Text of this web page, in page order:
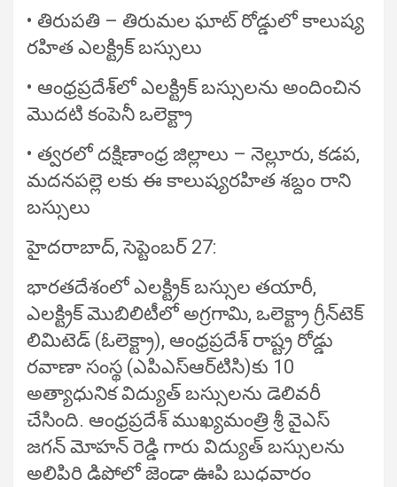
• తిరుపతి – తిరుమల ఘాట్ రోడ్డులో కాలుష్య
రహిత ఎలక్ట్రిక్ బస్సులు
• ఆంధ్రప్రదేశ్‌లో ఎలక్ట్రిక్ బస్సులను అందించిన
మొదటి కంపెనీ ఒలెక్ట్రా
• త్వరలో దక్షిణాంధ్ర జిల్లాలు – నెల్లూరు, కడప,
మదనపల్లె లకు ఈ కాలుష్యరహిత శబ్దం రాని
బస్సులు
హైదరాబాద్, సెప్టెంబర్ 27:
భారతదేశంలో ఎలక్ట్రిక్ బస్సుల తయారీ,
ఎలక్ట్రిక్ మొబిలిటీలో అగ్రగామి, ఒలెక్ట్రా గ్రీన్‌టెక్
లిమిటెడ్ (ఓలెక్ట్రా), ఆంధ్రప్రదేశ్ రాష్ట్ర రోడ్డు
రవాణా సంస్థ (ఎపిఎస్‌ఆర్‌టిసి)కు 10
అత్యాధునిక విద్యుత్‌ బస్సులను డెలివరీ
చేసింది. ఆంధ్రప్రదేశ్‌ ముఖ్యమంత్రి శ్రీ వైఎస్
జగన్ మోహన్ రెడ్డి గారు విద్యుత్‌ బస్సులను
అలిపిరి డిపోలో జెండా ఊపి బుధవారం